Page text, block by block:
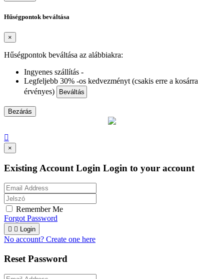
Hűségpontok beváltása
×
Hűségpontok beváltása az alábbiakra:
Ingyenes szállítás -
Legfeljebb 30% -os kedvezményt (csakis erre a kosárra
érvényes)
Beváltás
Bezárás

×
Existing Account Login Login to your account
Remember Me
Forgot Password
  Login
No account? Create one here
Reset Password